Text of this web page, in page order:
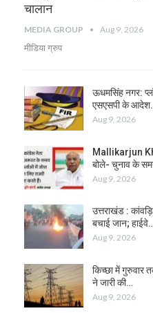
चालान
MEDIA GROUP Aug 9, 2026
मीडिया ग्रुप
ऊधमसिंह नगर:
एसएसपी के
Aug 9, 2026
Mallikarjun
बोले- चुनाव के
Aug 9, 2026
उत्तराखंड :
बचाई जान;
Aug 9, 2026
किच्छा में गुरुवार
ने जारी की…
Aug 9, 2026